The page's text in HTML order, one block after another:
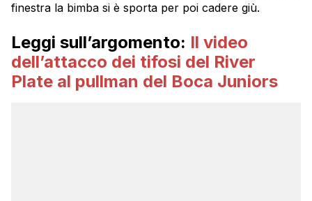
finestra la bimba si è sporta per poi cadere giù.
Leggi sull’argomento: Il video
dell’attacco dei tifosi del River
Plate al pullman del Boca Juniors